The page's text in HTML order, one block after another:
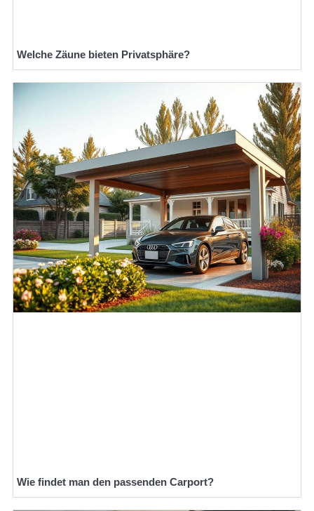
Welche Zäune bieten Privatsphäre?
Wie findet man den passenden Carport?